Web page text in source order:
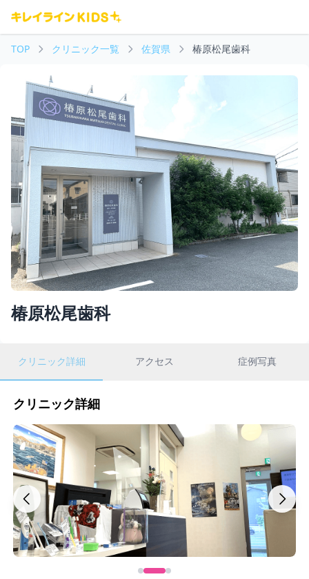
TOP クリニック一覧 佐賀県 椿原松尾歯科
椿原松尾歯科
クリニック詳細 アクセス 症例写真
クリニック詳細